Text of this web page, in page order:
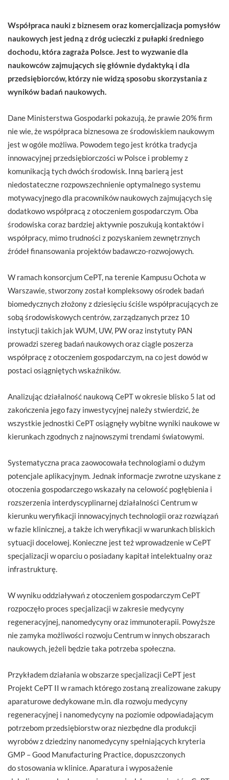
Współpraca nauki z biznesem oraz komercjalizacja pomysłów
naukowych jest jedną z dróg ucieczki z pułapki średniego
dochodu, która zagraża Polsce. Jest to wyzwanie dla
naukowców zajmujących się głównie dydaktyką i dla
przedsiębiorców, którzy nie widzą sposobu skorzystania z
wyników badań naukowych.
Dane Ministerstwa Gospodarki pokazują, że prawie 20% firm
nie wie, że współpraca biznesowa ze środowiskiem naukowym
jest w ogóle możliwa. Powodem tego jest krótka tradycja
innowacyjnej przedsiębiorczości w Polsce i problemy z
komunikacją tych dwóch środowisk. Inną barierą jest
niedostateczne rozpowszechnienie optymalnego systemu
motywacyjnego dla pracowników naukowych zajmujących się
dodatkowo współpracą z otoczeniem gospodarczym. Oba
środowiska coraz bardziej aktywnie poszukują kontaktów i
współpracy, mimo trudności z pozyskaniem zewnętrznych
źródeł finansowania projektów badawczo-rozwojowych.
W ramach konsorcjum CePT, na terenie Kampusu Ochota w
Warszawie, stworzony został kompleksowy ośrodek badań
biomedycznych złożony z dziesięciu ściśle współpracujących ze
sobą środowiskowych centrów, zarządzanych przez 10
instytucji takich jak WUM, UW, PW oraz instytuty PAN
prowadzi szereg badań naukowych oraz ciągle poszerza
współpracę z otoczeniem gospodarczym, na co jest dowód w
postaci osiągniętych wskaźników.
Analizując działalność naukową CePT w okresie blisko 5 lat od
zakończenia jego fazy inwestycyjnej należy stwierdzić, że
wszystkie jednostki CePT osiągnęły wybitne wyniki naukowe w
kierunkach zgodnych z najnowszymi trendami światowymi.
Systematyczna praca zaowocowała technologiami o dużym
potencjale aplikacyjnym. Jednak informacje zwrotne uzyskane z
otoczenia gospodarczego wskazały na celowość pogłębienia i
rozszerzenia interdyscyplinarnej działalności Centrum w
kierunku weryfikacji innowacyjnych technologii oraz rozwiązań
w fazie klinicznej, a także ich weryfikacji w warunkach bliskich
sytuacji docelowej. Konieczne jest też wprowadzenie w CePT
specjalizacji w oparciu o posiadany kapitał intelektualny oraz
infrastrukturę.
W wyniku oddziaływań z otoczeniem gospodarczym CePT
rozpoczęło proces specjalizacji w zakresie medycyny
regeneracyjnej, nanomedycyny oraz immunoterapii. Powyższe
nie zamyka możliwości rozwoju Centrum w innych obszarach
naukowych, jeżeli będzie taka potrzeba społeczna.
Przykładem działania w obszarze specjalizacji CePT jest
Projekt CePT II w ramach którego zostaną zrealizowane zakupy
aparaturowe dedykowane m.in. dla rozwoju medycyny
regeneracyjnej i nanomedycyny na poziomie odpowiadającym
potrzebom przedsiębiorstw oraz niezbędne dla produkcji
wyrobów z dziedziny nanomedycyny spełniających kryteria
GMP – Good Manufacturing Practice, dopuszczonych
do stosowania w klinice. Aparatura i wyposażenie